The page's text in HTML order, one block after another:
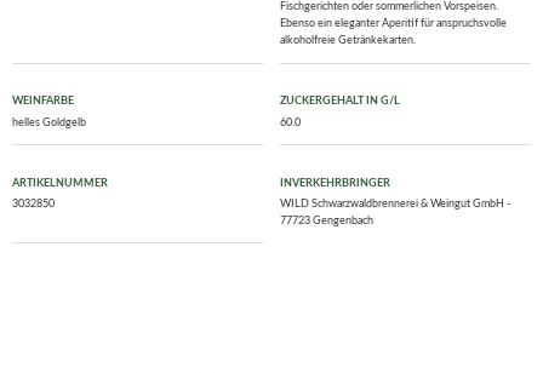
Fischgerichten oder sommerlichen Vorspeisen.
Ebenso ein eleganter Aperitif für anspruchsvolle
alkoholfreie Getränkekarten.
WEINFARBE
helles Goldgelb
ZUCKERGEHALT IN G/L
60.0
ARTIKELNUMMER
3032850
INVERKEHRBRINGER
WILD Schwarzwaldbrennerei & Weingut GmbH -
77723 Gengenbach